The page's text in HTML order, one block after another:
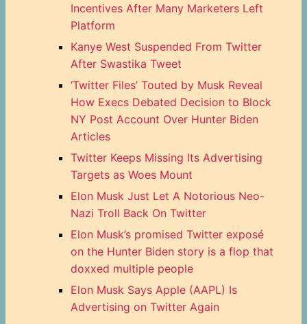
Incentives After Many Marketers Left
Platform
Kanye West Suspended From Twitter
After Swastika Tweet
‘Twitter Files’ Touted by Musk Reveal
How Execs Debated Decision to Block
NY Post Account Over Hunter Biden
Articles
Twitter Keeps Missing Its Advertising
Targets as Woes Mount
Elon Musk Just Let A Notorious Neo-
Nazi Troll Back On Twitter
Elon Musk’s promised Twitter exposé
on the Hunter Biden story is a flop that
doxxed multiple people
Elon Musk Says Apple (AAPL) Is
Advertising on Twitter Again